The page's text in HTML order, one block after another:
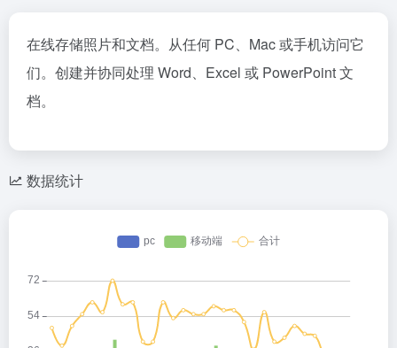
在线存储照片和文档。从任何 PC、Mac 或手机访问它
们。创建并协同处理 Word、Excel 或 PowerPoint 文
档。
数据统计